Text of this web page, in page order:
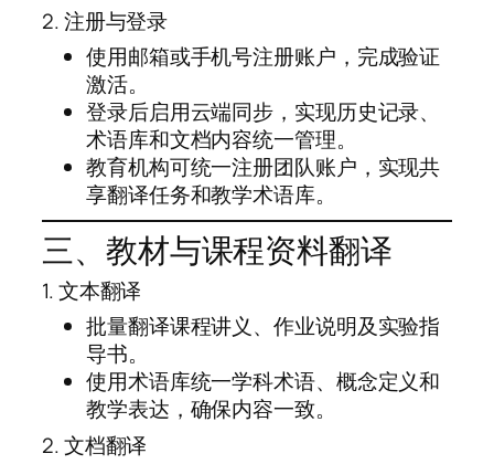
2. 注册与登录
使用邮箱或手机号注册账户，完成验证
激活。
登录后启用云端同步，实现历史记录、
术语库和文档内容统一管理。
教育机构可统一注册团队账户，实现共
享翻译任务和教学术语库。
三、教材与课程资料翻译
1. 文本翻译
批量翻译课程讲义、作业说明及实验指
导书。
使用术语库统一学科术语、概念定义和
教学表达，确保内容一致。
2. 文档翻译